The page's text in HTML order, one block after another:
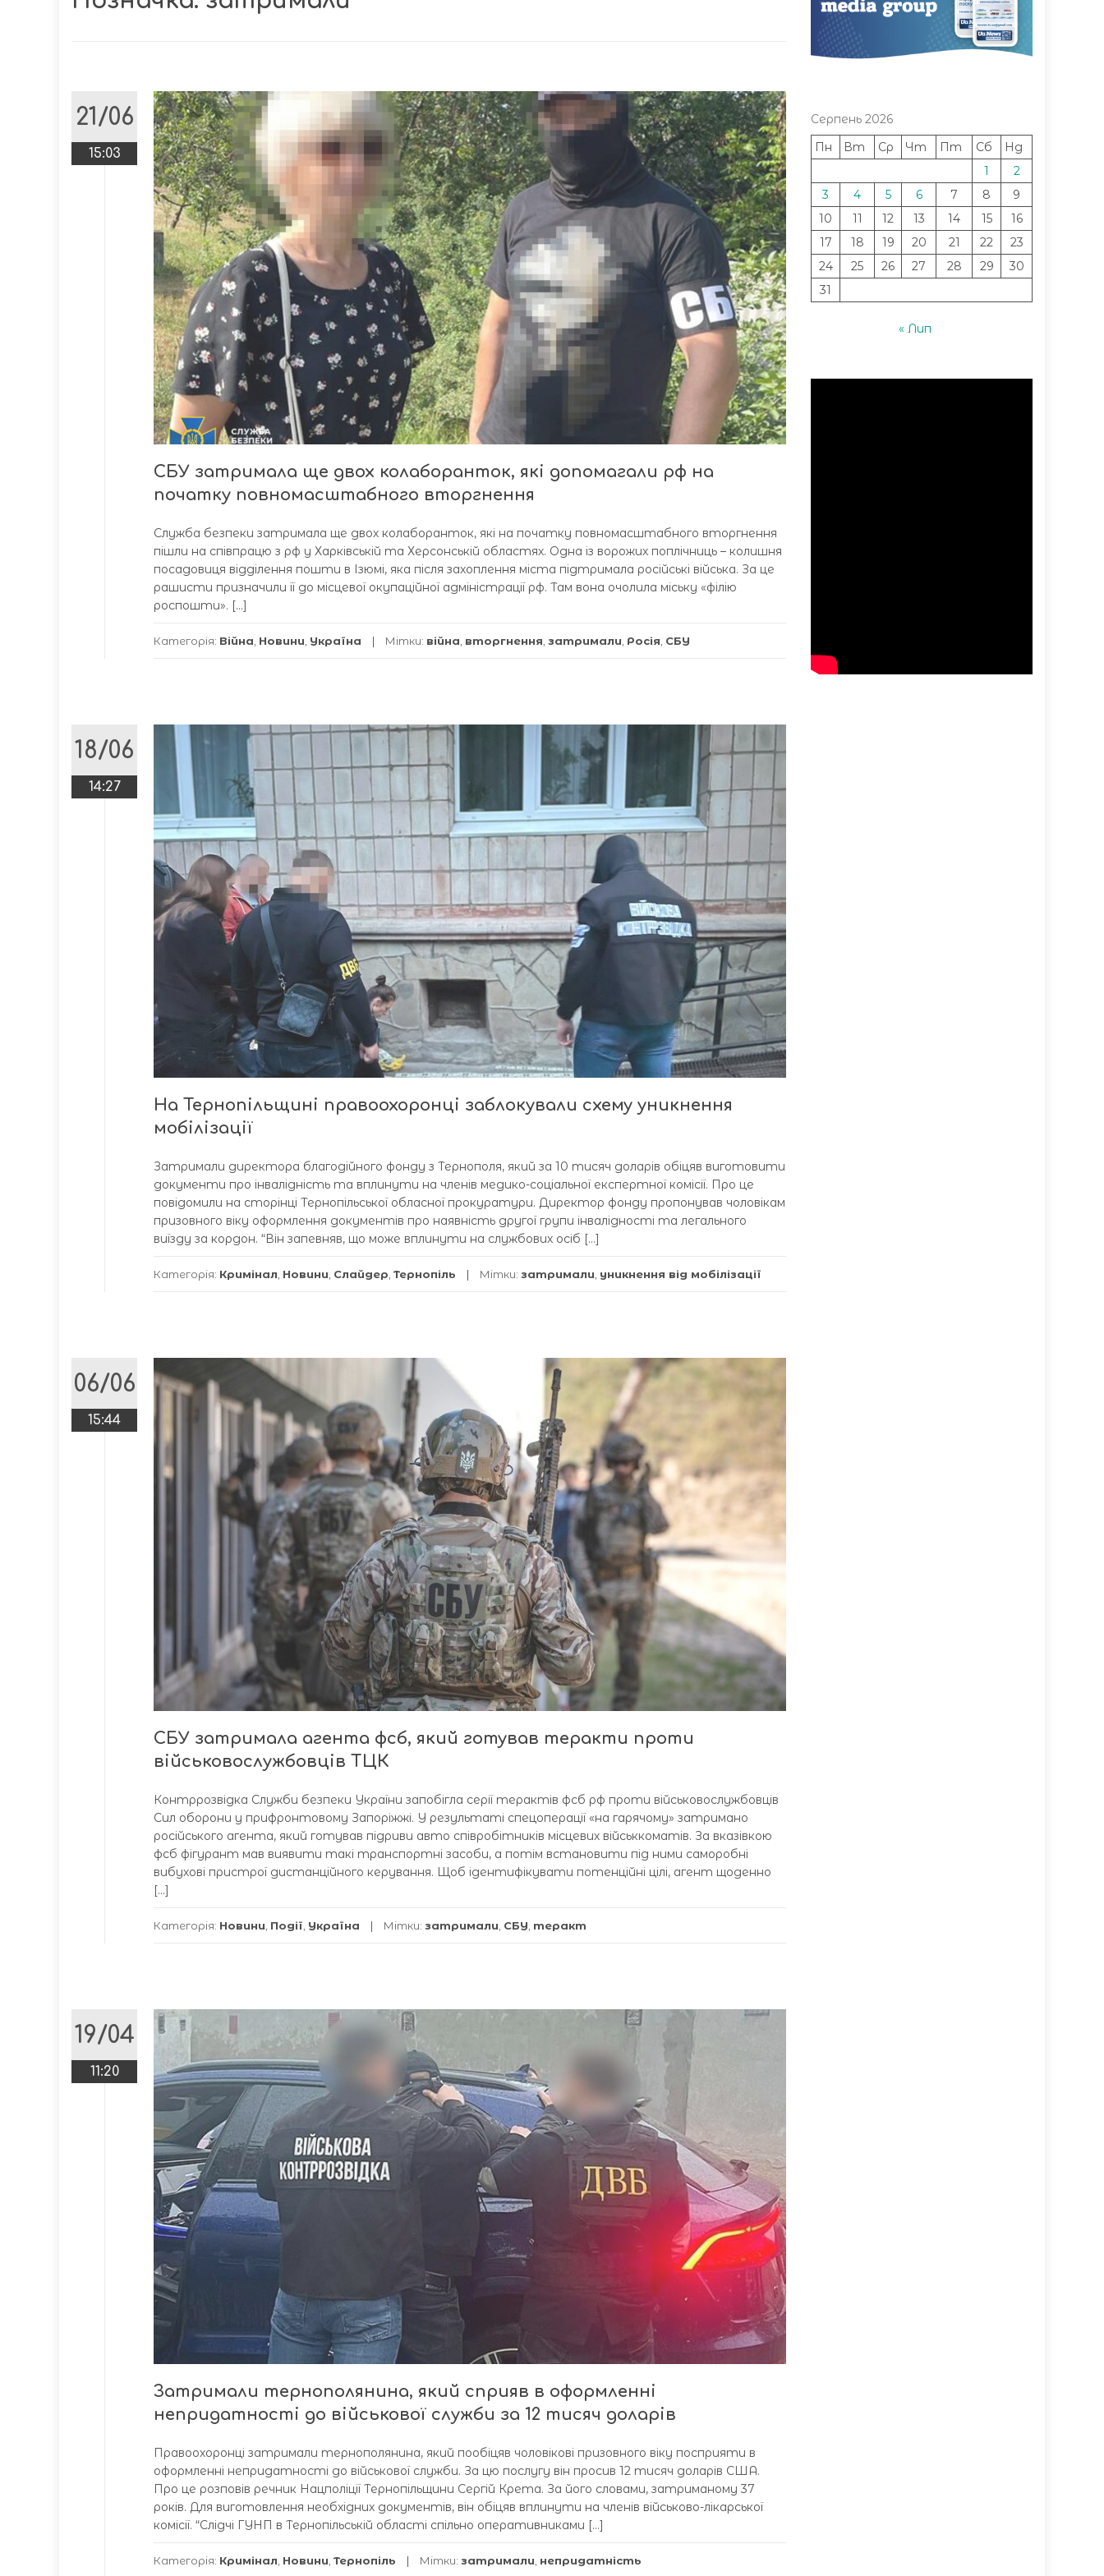
21/06
15:03
СБУ затримала ще двох колаборанток, які допомагали рф на
початку повномасштабного вторгнення
Служба безпеки затримала ще двох колаборанток, які на початку повномасштабного вторгнення
пішли на співпрацю з рф у Харківській та Херсонській областях. Одна із ворожих поплічниць – колишня
посадовиця відділення пошти в Ізюмі, яка після захоплення міста підтримала російські війська. За це
рашисти призначили її до місцевої окупаційної адміністрації рф. Там вона очолила міську «філію
роспошти». […]
Категорія: Війна Новини Україна Мітки: війна вторгнення затримали Росія СБУ
18/06
14:27
На Тернопільщині правоохоронці заблокували схему уникнення
мобілізації
Затримали директора благодійного фонду з Тернополя, який за 10 тисяч доларів обіцяв виготовити
документи про інвалідність та вплинути на членів медико-соціальної експертної комісії. Про це
повідомили на сторінці Тернопільської обласної прокуратури. Директор фонду пропонував чоловікам
призовного віку оформлення документів про наявність другої групи інвалідності та легального
виїзду за кордон. “Він запевняв, що може вплинути на службових осіб […]
Категорія: Кримінал Новини Слайдер Тернопіль Мітки: затримали уникнення від мобілізації
06/06
15:44
СБУ затримала агента фсб, який готував теракти проти
військовослужбовців ТЦК
Контррозвідка Служби безпеки України запобігла серії терактів фсб рф проти військовослужбовців
Сил оборони у прифронтовому Запоріжжі. У результаті спецоперації «на гарячому» затримано
російського агента, який готував підриви авто співробітників місцевих військкоматів. За вказівкою
фсб фігурант мав виявити такі транспортні засоби, а потім встановити під ними саморобні
вибухові пристрої дистанційного керування. Щоб ідентифікувати потенційні цілі, агент щоденно
[…]
Категорія: Новини Події Україна Мітки: затримали СБУ теракт
19/04
11:20
Затримали тернополянина, який сприяв в оформленні
непридатності до військової служби за 12 тисяч доларів
Правоохоронці затримали тернополянина, який пообіцяв чоловікові призовного віку посприяти в
оформленні непридатності до військової служби. За цю послугу він просив 12 тисяч доларів США.
Про це розповів речник Нацполіції Тернопільщини Сергій Крета. За його словами, затриманому 37
років. Для виготовлення необхідних документів, він обіцяв вплинути на членів військово-лікарської
комісії. “Слідчі ГУНП в Тернопільській області спільно оперативниками […]
Категорія: Кримінал Новини Тернопіль Мітки: затримали непридатність
Серпень 2026
Пн
Вт Ср Чт Пт Сб
Нд
1
2
3
4 5 6 7 8
9
10
11 12 13 14 15
16
17
18 19 20 21 22
23
24
25 26 27 28 29
30
31
« Лип